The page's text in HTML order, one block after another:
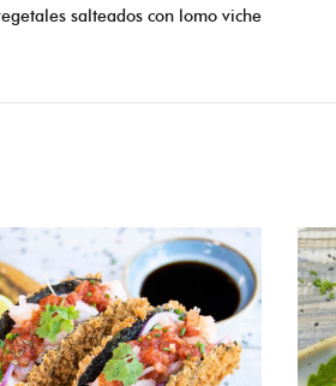
salteados con lomo viche